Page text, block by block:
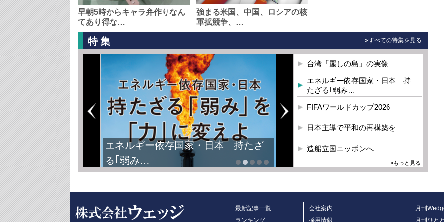
早朝5時からキャラ弁作りなん
てあり得な…
強まる米国、中国、ロシアの核
軍拡競争、…
特集 »すべての特集を見る
エネルギー依存国家・日本 持たざ
る｢弱み…
台湾「麗しの島」の実像
エネルギー依存国家・日本 持
たざる｢弱み…
FIFAワールドカップ2026
日本主導で平和の再構築を
造船立国ニッポンへ
»もっと見る
最新記事一覧
ランキング
会社案内
採用情報
月刊
月刊ひと